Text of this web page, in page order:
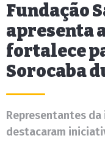
Fundação
apresenta
fortalece
Sorocaba
Representantes
destacaram